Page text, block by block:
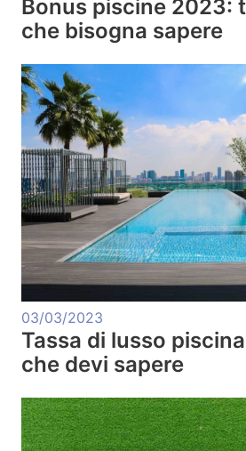
Bonus piscine 2023:
che bisogna sapere
03/03/2023
Tassa di lusso
che devi sapere